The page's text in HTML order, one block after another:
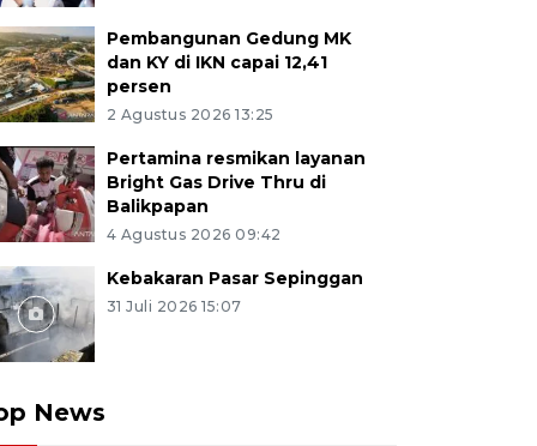
Pembangunan Gedung MK
dan KY di IKN capai 12,41
persen
2 Agustus 2026 13:25
Pertamina resmikan layanan
Bright Gas Drive Thru di
Balikpapan
4 Agustus 2026 09:42
Kebakaran Pasar Sepinggan
31 Juli 2026 15:07
News